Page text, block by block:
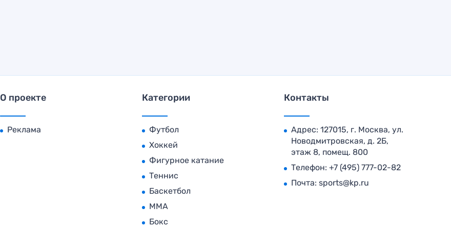
О проекте
Реклама
Категории
Футбол
Хоккей
Фигурное катание
Теннис
Баскетбол
MMA
Бокс
Контакты
Адрес: 127015, г. Москва, ул.
Новодмитровская, д. 2Б,
этаж 8, помещ. 800
Телефон: +7 (495) 777-02-82
Почта: sports@kp.ru